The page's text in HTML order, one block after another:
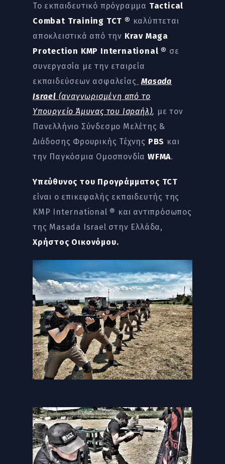
Το εκπαιδευτικό πρόγραμμα Tactical
Combat Training TCT ® καλύπτεται
αποκλειστικά από την Krav Maga
Protection KMP International ® σε
συνεργασία με την εταιρεία
εκπαιδεύσεων ασφαλείας Masada
Israel (αναγνωρισμένη από το
Υπουργείο Άμυνας του Ισραήλ), με τον
Πανελλήνιο Σύνδεσμο Μελέτης &
Διάδοσης Φρουρικής Τέχνης PBS και
την Παγκόσμια Ομοσπονδία WFMA.
Υπεύθυνος του Προγράμματος TCT
είναι ο επικεφαλής εκπαιδευτής της
KMP International ® και αντιπρόσωπος
της Masada Israel στην Ελλάδα,
Χρήστος Οικονόμου.